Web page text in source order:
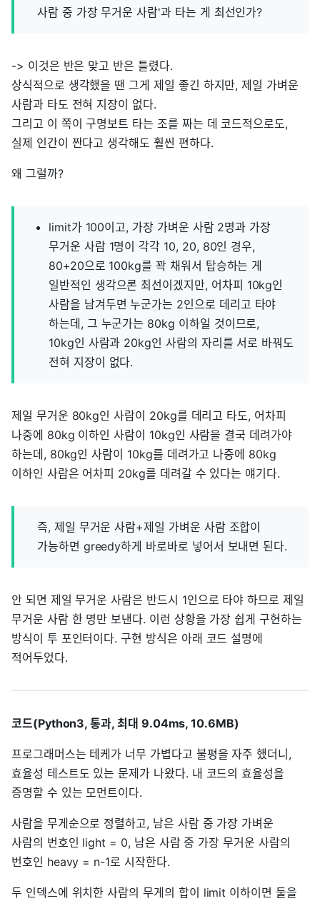
사람 중 가장 무거운 사람'과 타는 게 최선인가?
-> 이것은 반은 맞고 반은 틀렸다.
상식적으로 생각했을 땐 그게 제일 좋긴 하지만, 제일 가벼운
사람과 타도 전혀 지장이 없다.
그리고 이 쪽이 구명보트 타는 조를 짜는 데 코드적으로도,
실제 인간이 짠다고 생각해도 훨씬 편하다.
왜 그럴까?
limit가 100이고, 가장 가벼운 사람 2명과 가장
무거운 사람 1명이 각각 10, 20, 80인 경우,
80+20으로 100kg를 꽉 채워서 탑승하는 게
일반적인 생각으론 최선이겠지만, 어차피 10kg인
사람을 남겨두면 누군가는 2인으로 데리고 타야
하는데, 그 누군가는 80kg 이하일 것이므로,
10kg인 사람과 20kg인 사람의 자리를 서로 바꿔도
전혀 지장이 없다.
제일 무거운 80kg인 사람이 20kg를 데리고 타도, 어차피
나중에 80kg 이하인 사람이 10kg인 사람을 결국 데려가야
하는데, 80kg인 사람이 10kg를 데려가고 나중에 80kg
이하인 사람은 어차피 20kg를 데려갈 수 있다는 얘기다.
즉, 제일 무거운 사람+제일 가벼운 사람 조합이
가능하면 greedy하게 바로바로 넣어서 보내면 된다.
안 되면 제일 무거운 사람은 반드시 1인으로 타야 하므로 제일
무거운 사람 한 명만 보낸다. 이런 상황을 가장 쉽게 구현하는
방식이 투 포인터이다. 구현 방식은 아래 코드 설명에
적어두었다.
코드(Python3, 통과, 최대 9.04ms, 10.6MB)
프로그래머스는 테케가 너무 가볍다고 불평을 자주 했더니,
효율성 테스트도 있는 문제가 나왔다. 내 코드의 효율성을
증명할 수 있는 모먼트이다.
사람을 무게순으로 정렬하고, 남은 사람 중 가장 가벼운
사람의 번호인 light = 0, 남은 사람 중 가장 무거운 사람의
번호인 heavy = n-1로 시작한다.
두 인덱스에 위치한 사람의 무게의 합이 limit 이하이면 둘을